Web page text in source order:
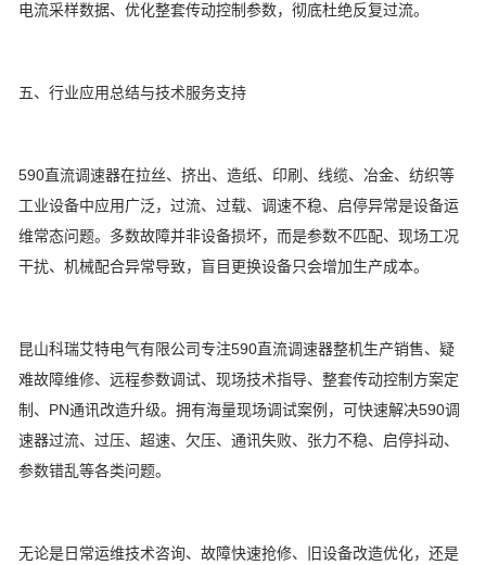
电流采样数据、优化整套传动控制参数，彻底杜绝反复过流。
五、行业应用总结与技术服务支持
590直流调速器在拉丝、挤出、造纸、印刷、线缆、冶金、纺织等
工业设备中应用广泛，过流、过载、调速不稳、启停异常是设备运
维常态问题。多数故障并非设备损坏，而是参数不匹配、现场工况
干扰、机械配合异常导致，盲目更换设备只会增加生产成本。
昆山科瑞艾特电气有限公司专注590直流调速器整机生产销售、疑
难故障维修、远程参数调试、现场技术指导、整套传动控制方案定
制、PN通讯改造升级。拥有海量现场调试案例，可快速解决590调
速器过流、过压、超速、欠压、通讯失败、张力不稳、启停抖动、
参数错乱等各类问题。
无论是日常运维技术咨询、故障快速抢修、旧设备改造优化，还是